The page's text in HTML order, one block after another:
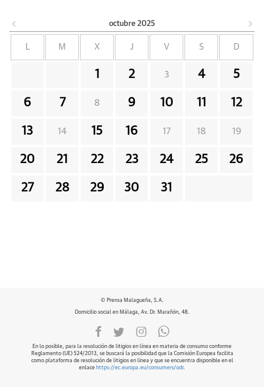
octubre 2025
L M X J V S D
1 2 3 4 5
6 7 8 9 10 11 12
13 14 15 16 17 18 19
20 21 22 23 24 25 26
27 28 29 30 31
© Prensa Malagueña, S.A.
Domicilio social en Málaga, Av. Dr. Marañón, 48.
En lo posible, para la resolución de litigios en línea en materia de consumo conforme
Reglamento (UE) 524/2013, se buscará la posibilidad que la Comisión Europea facilita
como plataforma de resolución de litigios en línea y que se encuentra disponible en el
enlace https://ec.europa.eu/consumers/odr.